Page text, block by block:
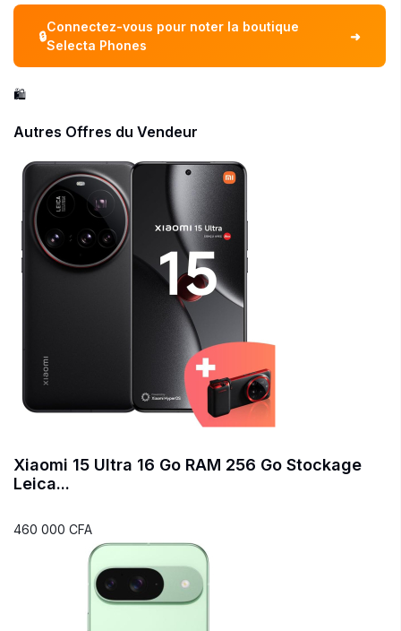
🔒
Connectez-vous pour noter la boutique
Selecta Phones
➜
🛍️
Autres Offres du Vendeur
Xiaomi 15 Ultra 16 Go RAM 256 Go Stockage
Leica...
460 000 CFA